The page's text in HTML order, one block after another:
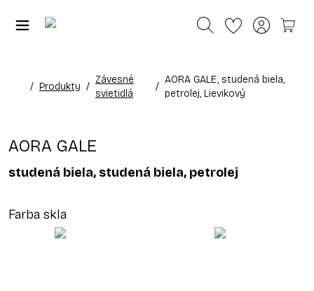
/ Produkty /
Závesné
svietidlá
/
AORA GALE, studená biela,
petrolej, Lievikový
AORA GALE
studená biela, studená biela, petrolej
Farba skla